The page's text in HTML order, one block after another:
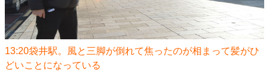
13:20袋井駅。風と三脚が倒れて焦ったのが相まって髪がひ
どいことになっている